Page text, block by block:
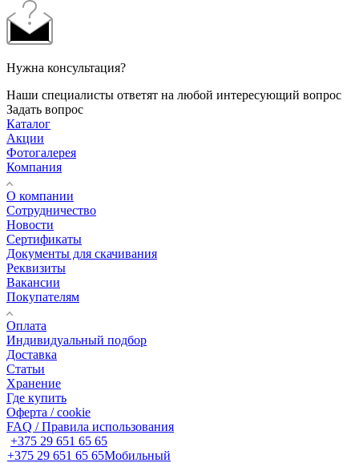
Нужна консультация?
Наши специалисты ответят на любой интересующий вопрос
Задать вопрос
Каталог
Акции
Фотогалерея
Компания
О компании
Сотрудничество
Новости
Сертификаты
Документы для скачивания
Реквизиты
Вакансии
Покупателям
Оплата
Индивидуальный подбор
Доставка
Статьи
Хранение
Где купить
Оферта / cookie
FAQ / Правила использования
+375 29 651 65 65
+375 29 651 65 65Мобильный